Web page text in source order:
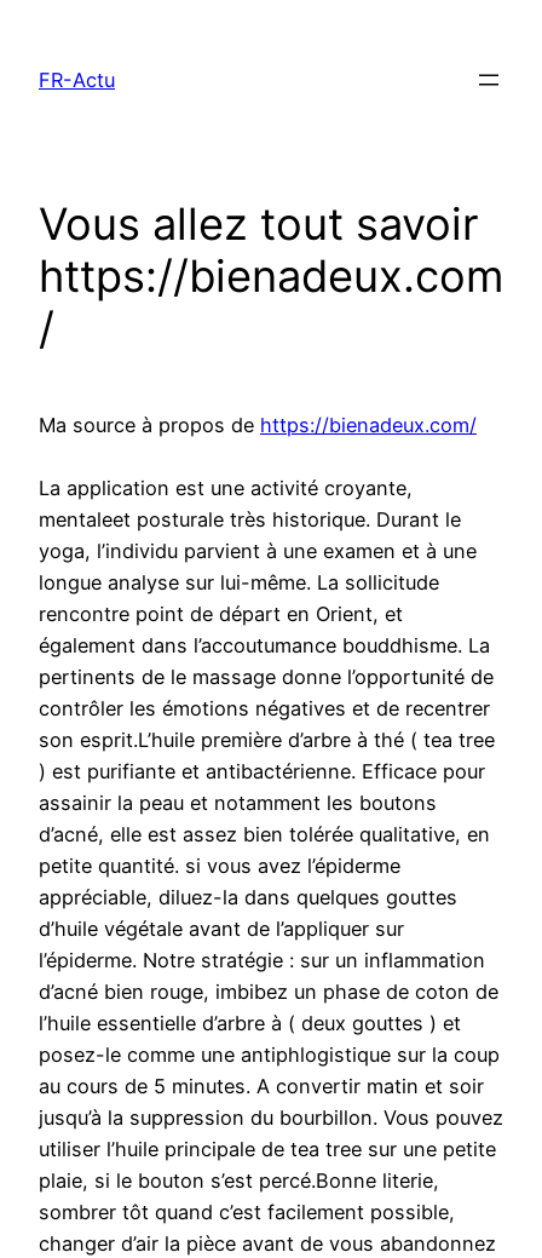
contenu
FR-Actu
Vous allez tout savoir
https://bienadeux.com
/
Ma source à propos de https://bienadeux.com/
La application est une activité croyante,
mentaleet posturale très historique. Durant le
yoga, l’individu parvient à une examen et à une
longue analyse sur lui-même. La sollicitude
rencontre point de départ en Orient, et
également dans l’accoutumance bouddhisme. La
pertinents de le massage donne l’opportunité de
contrôler les émotions négatives et de recentrer
son esprit.L’huile première d’arbre à thé ( tea tree
) est purifiante et antibactérienne. Efficace pour
assainir la peau et notamment les boutons
d’acné, elle est assez bien tolérée qualitative, en
petite quantité. si vous avez l’épiderme
appréciable, diluez-la dans quelques gouttes
d’huile végétale avant de l’appliquer sur
l’épiderme. Notre stratégie : sur un inflammation
d’acné bien rouge, imbibez un phase de coton de
l’huile essentielle d’arbre à ( deux gouttes ) et
posez-le comme une antiphlogistique sur la coup
au cours de 5 minutes. A convertir matin et soir
jusqu’à la suppression du bourbillon. Vous pouvez
utiliser l’huile principale de tea tree sur une petite
plaie, si le bouton s’est percé.Bonne literie,
sombrer tôt quand c’est facilement possible,
changer d’air la pièce avant de vous abandonnez